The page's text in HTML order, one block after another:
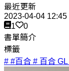
最近更新
2023-04-04 12:45
1
0
書單簡介
標籤
# #百合 # 百合 GL